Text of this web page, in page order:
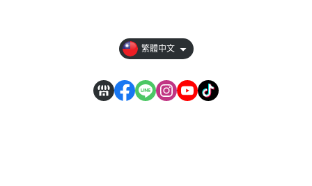
繁體中文